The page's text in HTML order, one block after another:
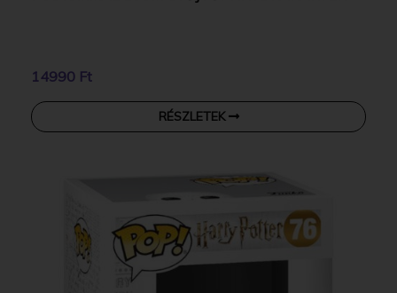
14990 Ft
RÉSZLETEK